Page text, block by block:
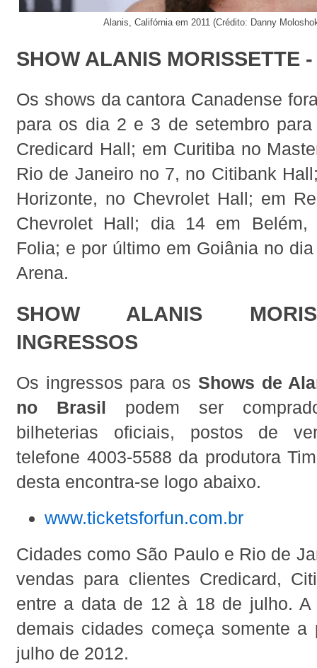
Alanis, Califórnia em 2011(Crédito: Danny
SHOW ALANIS MORISSETTE
Os shows da cantora Canadense
para os dia 2 e 3 de setembro
Credicard Hall; em Curitiba no
Rio de Janeiro no 7, no Citibank
Horizonte, no Chevrolet Hall; em
Chevrolet Hall; dia 14 em
Folia; e por último em Goiânia no
Arena.
SHOW ALANIS
INGRESSOS
Os ingressos para os Shows de
no Brasil podem ser
bilheterias oficiais, postos de
telefone 4003-5588 da produtora
desta encontra-se logo abaixo.
www.ticketsforfun.com.br
Cidades como São Paulo e Rio de
vendas para clientes Credicard,
entre a data de 12 à 18 de julho. A
demais cidades começa somente a
julho de 2012.